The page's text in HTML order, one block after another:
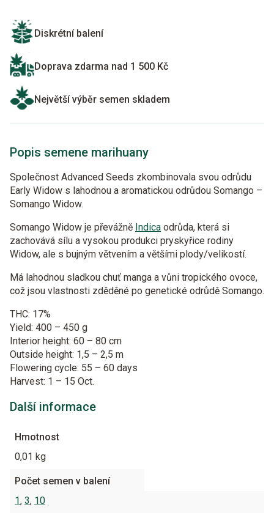
Diskrétní balení
Doprava zdarma nad 1 500 Kč
Největší výběr semen skladem
Popis semene marihuany
Společnost Advanced Seeds zkombinovala svou odrůdu
Early Widow s lahodnou a aromatickou odrůdou Somango –
Somango Widow.
Somango Widow je převážně Indica odrůda, která si
zachovává sílu a vysokou produkci pryskyřice rodiny
Widow, ale s bujným větvením a většími plody/velikostí.
Má lahodnou sladkou chuť manga a vůni tropického ovoce,
což jsou vlastnosti zděděné po genetické odrůdě Somango.
THC: 17%
Yield: 400 – 450 g
Interior height: 60 – 80 cm
Outside height: 1,5 – 2,5 m
Flowering cycle: 55 – 60 days
Harvest: 1 – 15 Oct.
Další informace
Hmotnost
0,01 kg
Počet semen v balení
1, 3, 10